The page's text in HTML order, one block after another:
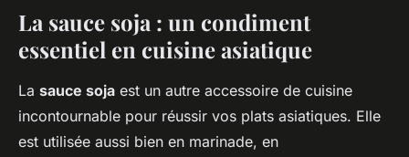
La sauce soja : un condiment
essentiel en cuisine asiatique
La sauce soja est un autre accessoire de cuisine
incontournable pour réussir vos plats asiatiques. Elle
est utilisée aussi bien en marinade, en